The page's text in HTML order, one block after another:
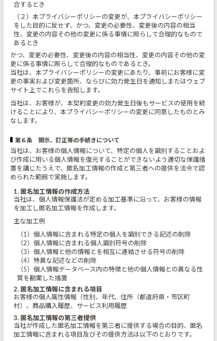
合するとき
（２）本プライバシーポリシーの変更が、本プライバシーポリシー
をした目的に反せず、かつ、変更の必要性、変更後の内容の相当
性、変更の内容その他の変更に係る事情に照らして合理的なもので
あるとき
かつ、変更の必要性、変更後の内容の相当性、変更の内容その他の変
更に係る事情に照らして合理的なものであるとき。
当社は、本プライバシーポリシーの変更にあたり、事前にお客様に変
更の事実および変更箇所、ならびに効力発生日を通知しまたはウェブ
サイト上でこれらを告知します。
当社は、お客様が、本契約変更の効力発生日後もサービスの使用を続
けることにより、本プライバシーポリシーの変更に同意したものとみ
なします。
第６条 開示、訂正等の手続きについて
当社は、お客様の個人情報について、特定の個人を識別することおよ
び作成に用いる個人情報を復元することができないよう適切な保護措
置を講じたうえで、匿名加工情報の作成と第三者への提供を法令で認
められた範囲で実施します。
1. 匿名加工情報の作成方法
当社は、個人情報保護法が定める加工基準に沿って、お客様の情報
を加工し匿名加工情報を作成します。
主な加工例
（1）個人情報に含まれる特定の個人を識別できる記述の削除
（2）個人情報に含まれる個人識別符号の削除
（3）個人情報と他の情報とを相互に連結させる符号の削除
（4）特異な記述などの削除
（5）個人情報データベース内の特徴と他の個人情報との異なる性
質を勘案した措置
2. 匿名加工情報に含まれる項目
お客様の個人属性情報（性別、年代、住所（都道府県・市区町
村）、商品購入履歴、サービス利用履歴
3. 匿名加工情報の第三者提供
当社が作成した匿名加工情報を第三者に提供する場合の目的、匿名
加工情報に含まれる項目及びその提供方法は以下のとおりです。